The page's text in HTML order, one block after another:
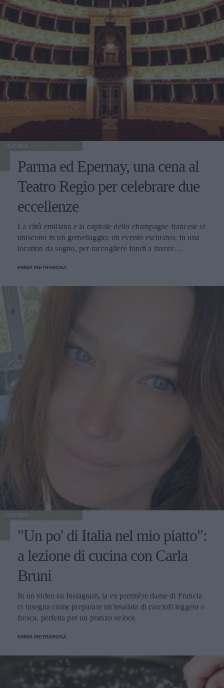
CUCINA
Parma ed Epernay, una cena al
Teatro Regio per celebrare due
eccellenze
La città emiliana e la capitale dello champagne francese si
uniscono in un gemellaggio: un evento esclusivo, in una
location da sogno, per raccogliere fondi a favore
EMMA PIETRAROSA
CUCINA
"Un po' di Italia nel mio piatto":
a lezione di cucina con Carla
Bruni
In un video su Instagram, la ex première dame di Francia
ci insegna come preparare un'insalata di carciofi leggera e
fresca, perfetta per un pranzo veloce.
EMMA PIETRAROSA